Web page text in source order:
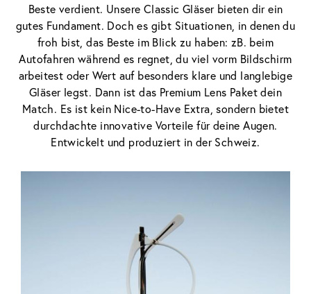
Beste verdient. Unsere Classic Gläser bieten dir ein
gutes Fundament. Doch es gibt Situationen, in denen du
froh bist, das Beste im Blick zu haben: zB. beim
Autofahren während es regnet, du viel vorm Bildschirm
arbeitest oder Wert auf besonders klare und langlebige
Gläser legst. Dann ist das Premium Lens Paket dein
Match. Es ist kein Nice-to-Have Extra, sondern bietet
durchdachte innovative Vorteile für deine Augen.
Entwickelt und produziert in der Schweiz.